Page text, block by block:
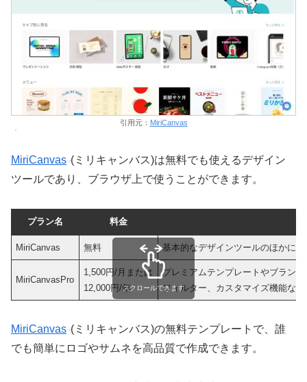
引用元： MiriCanvas
MiriCanvas (ミリキャンバス)は無料でも使えるデザイン
ツールであり、ブラウザ上で使うことができます。
プラン名 料金
MiriCanvas 無料 基本的なデザインツールのほかに
MiriCanvasPro
1,500円/月または
12,000円/年
プレミアムテンプレートやブラン
フィルター、カスタマイズ機能な
スクロールできます
MiriCanvas (ミリキャンバス)の無料テンプレートで、​誰
でも簡単にロゴやサムネを高品質で作成できます。